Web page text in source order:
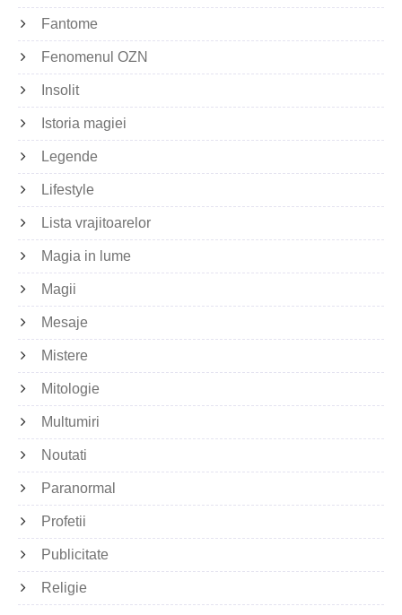
Fantome
Fenomenul OZN
Insolit
Istoria magiei
Legende
Lifestyle
Lista vrajitoarelor
Magia in lume
Magii
Mesaje
Mistere
Mitologie
Multumiri
Noutati
Paranormal
Profetii
Publicitate
Religie